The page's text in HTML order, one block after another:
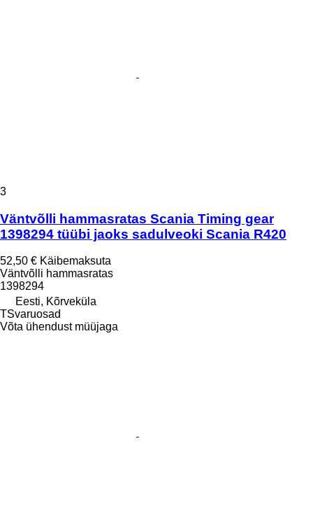
3
Väntvõlli hammasratas Scania Timing gear
1398294 tüübi jaoks sadulveoki Scania R420
52,50 € Käibemaksuta
Väntvõlli hammasratas
1398294
Eesti, Kõrveküla
TSvaruosad
Võta ühendust müüjaga